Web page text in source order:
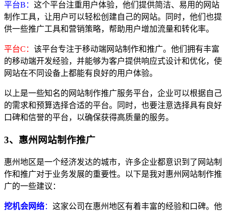
平台B： 这个平台注重用户体验，他们提供简洁、易用的网站
制作工具，让用户可以轻松创建自己的网站。同时，他们也提
供一些推广工具和营销策略，帮助用户增加流量和转化率。
平台C： 该平台专注于移动端网站制作和推广。他们拥有丰富
的移动端开发经验，并能够为客户提供响应式设计和优化，使
网站在不同设备上都能有良好的用户体验。
以上是一些知名的网站制作推广服务平台，企业可以根据自己
的需求和预算选择合适的平台。同时，也要注意选择具有良好
口碑和信誉的平台，以确保获得高质量的服务。
3、惠州网站制作推广
惠州地区是一个经济发达的城市，许多企业都意识到了网站制
作和推广对于业务发展的重要性。以下是我对惠州网站制作推
广的一些建议：
挖机会网络： 这家公司在惠州地区有着丰富的经验和口碑。他